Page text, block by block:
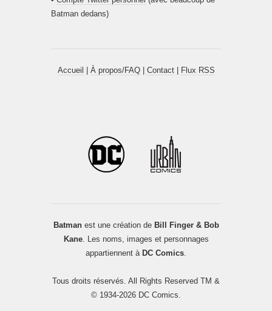
Batman dedans)
Accueil | À propos/FAQ| Contact| Flux RSS
Batmanest une création de Bill Finger & Bob
Kane. Les noms, images et personnages
appartiennent à DC Comics
Tous droits réservés. All Rights Reserved TM &
© 1934-2026 DC Comics.